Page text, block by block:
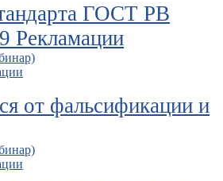
ГОСТ РВ
Рекламации
от фальсификации и